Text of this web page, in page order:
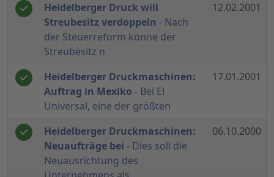
Heidelberger Druck will
Streubesitz verdoppeln - Nach
der Steuerreform könne der
Streubesitz n
12.02.2001
Heidelberger Druckmaschinen:
Auftrag in Mexiko - Bei El
Universal, eine der größten
17.01.2001
Heidelberger Druckmaschinen:
Neuaufträge bei - Dies soll die
Neuausrichtung des
06.10.2000